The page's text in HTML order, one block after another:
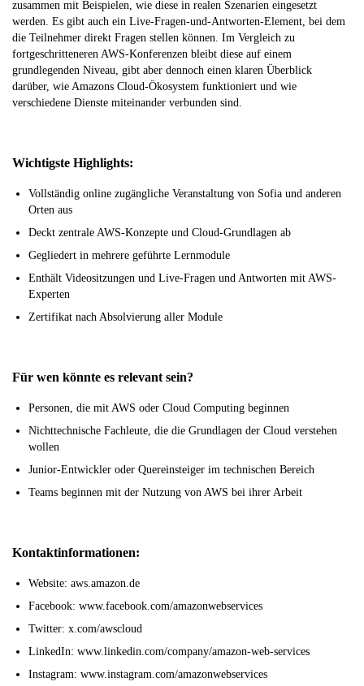
zusammen mit Beispielen, wie diese in realen Szenarien eingesetzt
werden. Es gibt auch ein Live-Fragen-und-Antworten-Element, bei dem
die Teilnehmer direkt Fragen stellen können. Im Vergleich zu
fortgeschritteneren AWS-Konferenzen bleibt diese auf einem
grundlegenden Niveau, gibt aber dennoch einen klaren Überblick
darüber, wie Amazons Cloud-Ökosystem funktioniert und wie
verschiedene Dienste miteinander verbunden sind.
Wichtigste Highlights:
Vollständig online zugängliche Veranstaltung von Sofia und anderen
Orten aus
Deckt zentrale AWS-Konzepte und Cloud-Grundlagen ab
Gegliedert in mehrere geführte Lernmodule
Enthält Videositzungen und Live-Fragen und Antworten mit AWS-
Experten
Zertifikat nach Absolvierung aller Module
Für wen könnte es relevant sein?
Personen, die mit AWS oder Cloud Computing beginnen
Nichttechnische Fachleute, die die Grundlagen der Cloud verstehen
wollen
Junior-Entwickler oder Quereinsteiger im technischen Bereich
Teams beginnen mit der Nutzung von AWS bei ihrer Arbeit
Kontaktinformationen:
Website: aws.amazon.de
Facebook: www.facebook.com/amazonwebservices
Twitter: x.com/awscloud
LinkedIn: www.linkedin.com/company/amazon-web-services
Instagram: www.instagram.com/amazonwebservices